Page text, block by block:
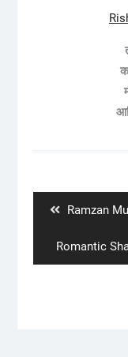
Previous
Ramzan
Next
post:
Romantic